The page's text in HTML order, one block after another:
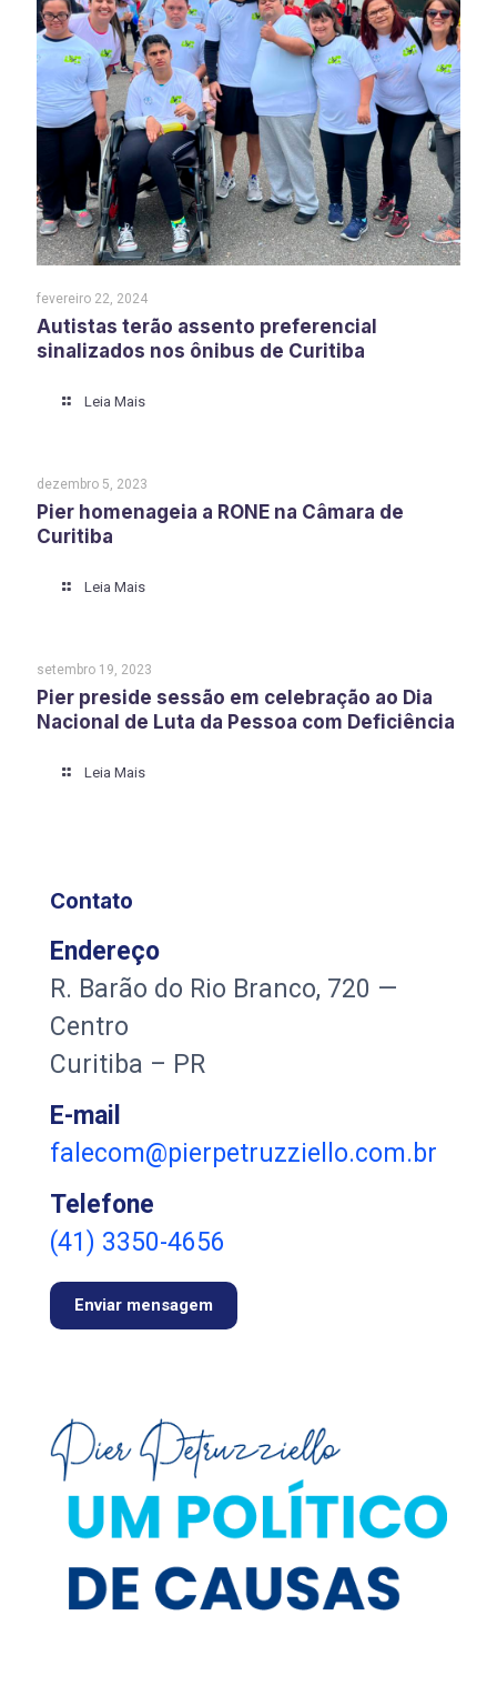
fevereiro 22, 2024
Autistas terão assento preferencial
sinalizados nos ônibus de Curitiba
Leia Mais
dezembro 5, 2023
Pier homenageia a RONE na Câmara de
Curitiba
Leia Mais
setembro 19, 2023
Pier preside sessão em celebração ao Dia
Nacional de Luta da Pessoa com Deficiência
Leia Mais
Contato
Endereço
R. Barão do Rio Branco, 720 —
Centro
Curitiba – PR
E-mail
falecom@pierpetruzziello.com.br
Telefone
(41) 3350-4656
Enviar mensagem